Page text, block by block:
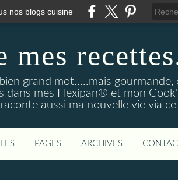
nos blogs cuisine
grand mot.....mais gourmande,
dans mes Flexipan® et mon
aussi ma nouvelle vie via ce
PAGES ARCHIVES